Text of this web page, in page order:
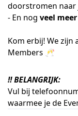
doorstromen naar
- En nog veel meer
Kom erbij! We zijn
Members 🥂
‼️ BELANGRIJK:
Vul bij
waarmee je de